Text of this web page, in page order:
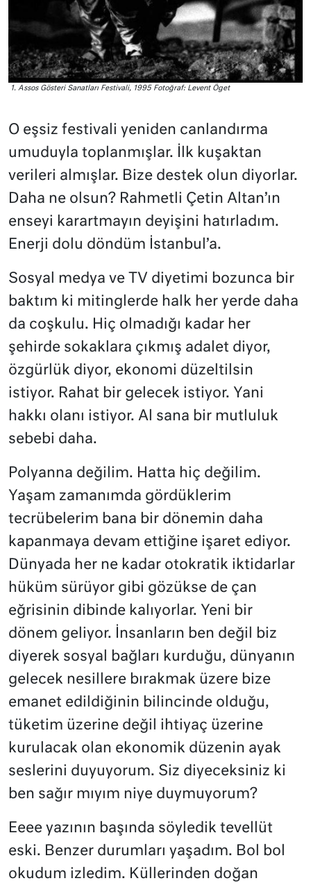
1.⁠ ⁠Assos Gösteri Sanatları Festivali, 1995 Fotoğraf: Levent Öget
O eşsiz festivali yeniden canlandırma
umuduyla toplanmışlar. İlk kuşaktan
verileri almışlar. Bize destek olun diyorlar.
Daha ne olsun? Rahmetli Çetin Altan’ın
enseyi karartmayın deyişini hatırladım.
Enerji dolu döndüm İstanbul’a.
Sosyal medya ve TV diyetimi bozunca bir
baktım ki mitinglerde halk her yerde daha
da coşkulu. Hiç olmadığı kadar her
şehirde sokaklara çıkmış adalet diyor,
özgürlük diyor, ekonomi düzeltilsin
istiyor. Rahat bir gelecek istiyor. Yani
hakkı olanı istiyor. Al sana bir mutluluk
sebebi daha.
Polyanna değilim. Hatta hiç değilim.
Yaşam zamanımda gördüklerim
tecrübelerim bana bir dönemin daha
kapanmaya devam ettiğine işaret ediyor.
Dünyada her ne kadar otokratik iktidarlar
hüküm sürüyor gibi gözükse de çan
eğrisinin dibinde kalıyorlar. Yeni bir
dönem geliyor. İnsanların ben değil biz
diyerek sosyal bağları kurduğu, dünyanın
gelecek nesillere bırakmak üzere bize
emanet edildiğinin bilincinde olduğu,
tüketim üzerine değil ihtiyaç üzerine
kurulacak olan ekonomik düzenin ayak
seslerini duyuyorum. Siz diyeceksiniz ki
ben sağır mıyım niye duymuyorum?
Eeee yazının başında söyledik tevellüt
eski. Benzer durumları yaşadım. Bol bol
okudum izledim. Küllerinden doğan